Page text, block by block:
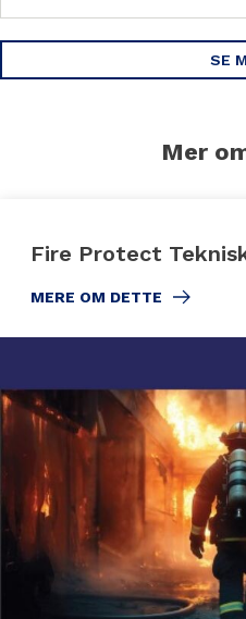
SE
Mer
Fire Protect
MERE OM DETTE